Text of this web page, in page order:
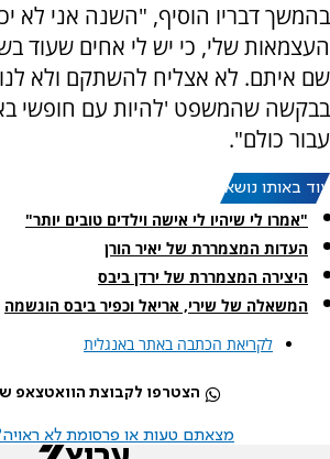
בהמשך דבריו הוסיף, "השנה אני לא
העצמאות שלי, כי יש לי אחים שעוד
שם איתם. לא אצליח להשתקם ולא
בבקשה שהמשפט 'להיות עם חופשי
עבור כולם".
עוד באותו נושא:
"אמרו לי שיהיו לי אישה וילדים טובים יותר"
העדות המצמררת של יאיר הורן
היצירה המצמררת של ירדן ביבס
המשאלה של שירי, אריאל וכפיר ביבס הוגשמה
לקריאת הכתבה באתר באנגלית
הצטרפו לקבוצת הוואטצאפ של
מצאתם טעות או פרסומת לא ראויה?